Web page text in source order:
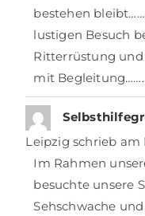
bestehen
lustigen Besuch
Ritterrüstung und
mit
Leipzig schrieb am
Im Rahmen
besuchte unsere
Sehschwache